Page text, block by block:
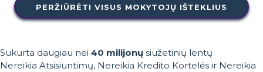
PERŽIŪRĖTI VISUS MOKYTOJŲ IŠTEKLIUS
Sukurta daugiau nei 40 milijonų siužetinių lentų
Nereikia Atsisiuntimų, Nereikia Kredito Kortelės ir Nereikia